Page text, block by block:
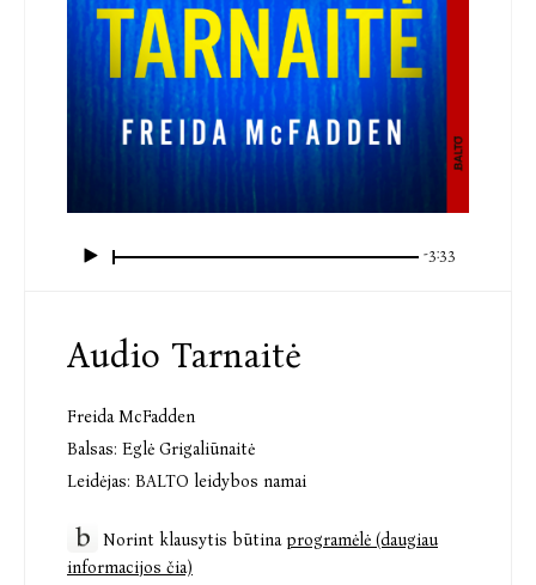
-3:33
Audio Tarnaitė
Freida McFadden
Balsas: Eglė Grigaliūnaitė
Leidėjas: BALTO leidybos namai
Norint klausytis būtinaprogramėlė (daugiau
informacijos čia)